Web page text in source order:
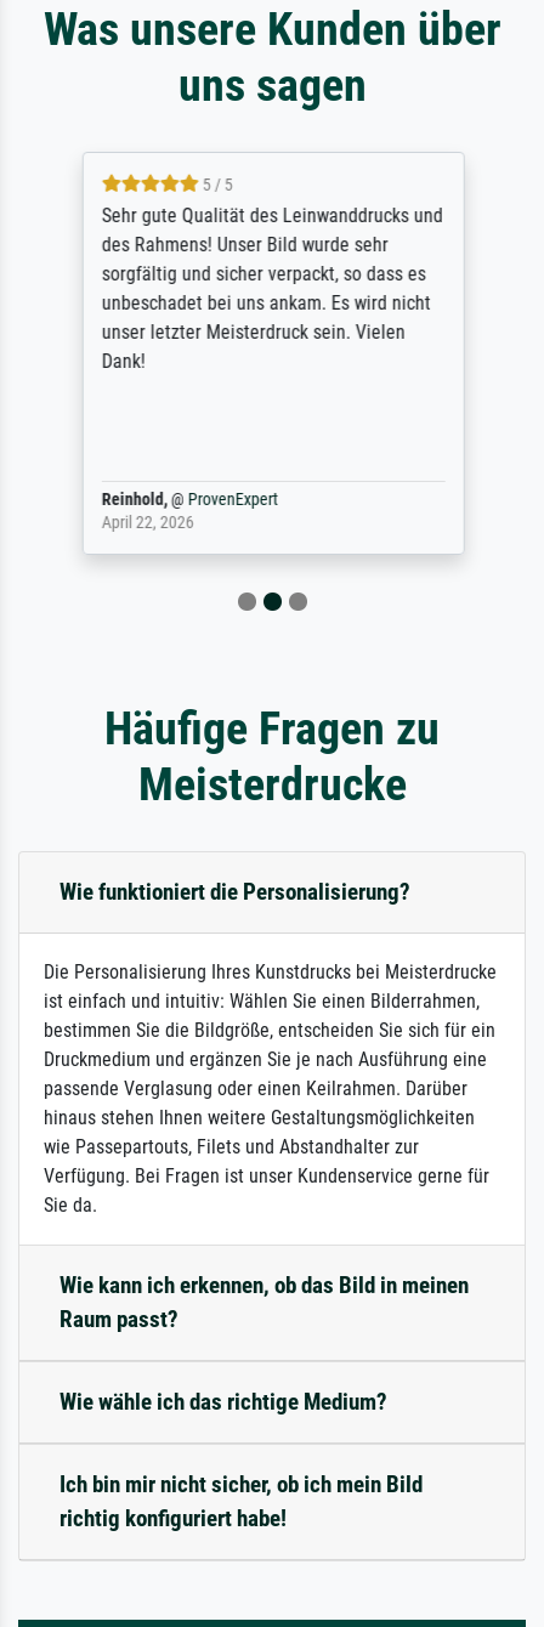
Was unsere Kunden über
uns sagen
5 / 5
Sehr gute Qualität des Leinwanddrucks und
des Rahmens! Unser Bild wurde sehr
sorgfältig und sicher verpackt, so dass es
unbeschadet bei uns ankam. Es wird nicht
unser letzter Meisterdruck sein. Vielen
Dank!
Reinhold,@ ProvenExpert
April 22, 2026
Häufige Fragen zu
Meisterdrucke
Wie funktioniert die Personalisierung?
Die Personalisierung Ihres Kunstdrucks bei Meisterdrucke
ist einfach und intuitiv: Wählen Sie einen Bilderrahmen,
bestimmen Sie die Bildgröße, entscheiden Sie sich für ein
Druckmedium und ergänzen Sie je nach Ausführung eine
passende Verglasung oder einen Keilrahmen. Darüber
hinaus stehen Ihnen weitere Gestaltungsmöglichkeiten
wie Passepartouts, Filets und Abstandhalter zur
Verfügung. Bei Fragen ist unser Kundenservice gerne für
Sie da.
Wie kann ich erkennen, ob das Bild in meinen
Raum passt?
Wie wähle ich das richtige Medium?
Ich bin mir nicht sicher, ob ich mein Bild
richtig konfiguriert habe!